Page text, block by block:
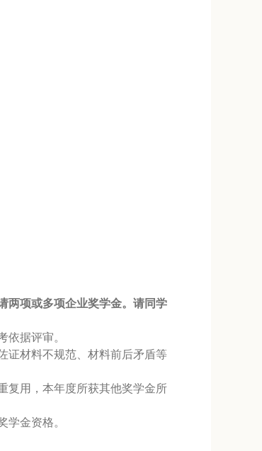
两项或多项企业奖学金。 请同学
依据评审。
证材料不规范、材料前后矛盾等
复用，本年度所获其他奖学金所
金资格。